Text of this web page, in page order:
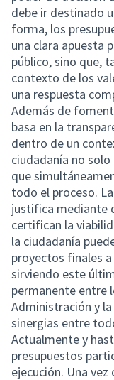
debe ir destinado
forma, los
una clara apuesta
público, sino que,
contexto de los
una respuesta
Además de
basa en la
dentro de un
ciudadanía no
que
todo el proceso.
justifica mediante
certifican la
la ciudadanía
proyectos finales
sirviendo este
permanente entre
Administración y
sinergias entre
Actualmente y
presupuestos
ejecución. Una